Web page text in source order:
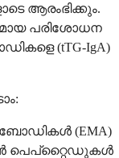
ആരംഭിക്കും.
പരിശോധന
(tTG-IgA)
(EMA)
പെപ്റ്റൈഡുകൾ